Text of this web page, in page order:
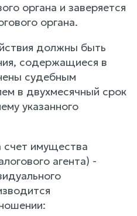
органа и заверяется
органа.
должны быть
содержащиеся в
судебным
в двухмесячный срок
указанного
счет имущества
агента) -